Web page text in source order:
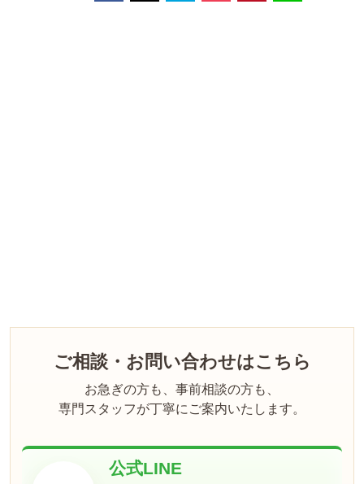
ご相談・お問い合わせはこちら
お急ぎの方も、事前相談の方も、
専門スタッフが丁寧にご案内いたします。
公式LINE